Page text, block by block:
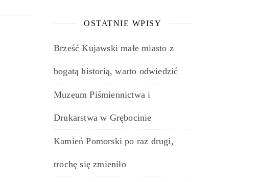
OSTATNIE WPISY
Brześć Kujawski małe miasto z
bogatą historią, warto odwiedzić
Muzeum Piśmiennictwa i
Drukarstwa w Grębocinie
Kamień Pomorski po raz drugi,
trochę się zmieniło